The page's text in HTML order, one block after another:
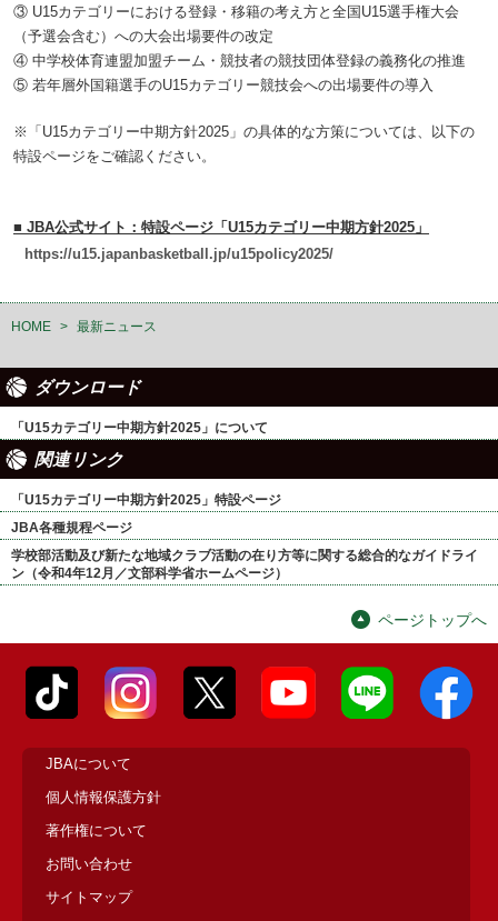
③ U15カテゴリーにおける登録・移籍の考え方と全国U15選手権大会
（予選会含む）への大会出場要件の改定
④ 中学校体育連盟加盟チーム・競技者の競技団体登録の義務化の推進
⑤ 若年層外国籍選手のU15カテゴリー競技会への出場要件の導入
※「U15カテゴリー中期方針2025」の具体的な方策については、以下の
特設ページをご確認ください。
■ JBA公式サイト：特設ページ「U15カテゴリー中期方針2025」
https://u15.japanbasketball.jp/u15policy2025/
HOME > 最新ニュース
ダウンロード
「U15カテゴリー中期方針2025」について
関連リンク
「U15カテゴリー中期方針2025」特設ページ
JBA各種規程ページ
学校部活動及び新たな地域クラブ活動の在り方等に関する総合的なガイドライ
ン（令和4年12月／文部科学省ホームページ）
ページトップへ
JBAについて
個人情報保護方針
著作権について
お問い合わせ
サイトマップ